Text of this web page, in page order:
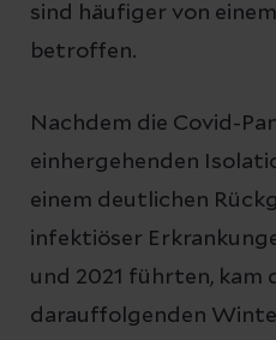
sind häufiger von
betroffen.
Nachdem die Covid-
einhergehenden
einem deutlichen
infektiöser
und 2021 führten, kam
darauffolgenden